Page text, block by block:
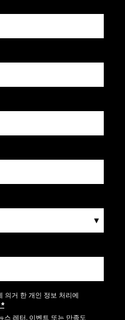
▾
의거 한 개인 정보 처리에
*
스 레터, 이벤트 또는 만족도